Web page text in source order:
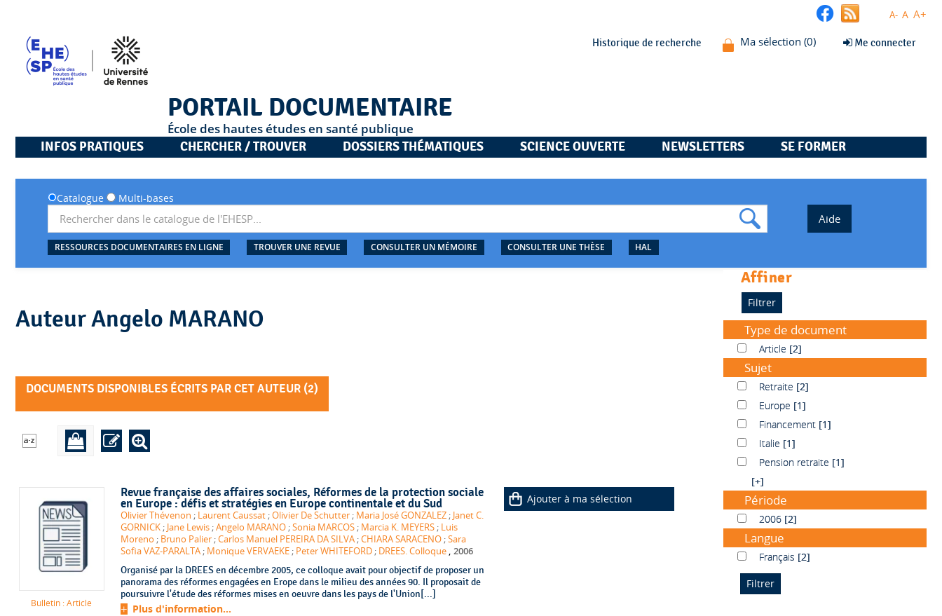
A- A A+
Historique de recherche Me connecter
PORTAIL DOCUMENTAIRE
École des hautes études en santé publique
INFOS PRATIQUES
CHERCHER / TROUVER DOSSIERS THÉMATIQUES SCIENCE OUVERTE NEWSLETTERS SE FORMER
Catalogue Multi-bases
RESSOURCES DOCUMENTAIRES EN LIGNE TROUVER UNE REVUE CONSULTER UN MÉMOIRE CONSULTER UNE THÈSE HAL
Auteur Angelo MARANO
DOCUMENTS DISPONIBLES ÉCRITS PAR CET AUTEUR (2)
Bulletin : Article
Revue française des affaires sociales, Réformes de la protection sociale
en Europe : défis et stratégies en Europe continentale et du Sud
Olivier Thévenon ; Laurent Caussat ;Olivier De Schutter ; Maria José GONZALEZ ; Janet C.
GORNICK ; Jane Lewis ;Angelo MARANO ;Sonia MARCOS ; Marcia K. MEYERS ; Luis
Moreno ; Bruno Palier ;Carlos Manuel PEREIRA DA SILVA ;CHIARA SARACENO ;Sara
Sofia VAZ-PARALTA ; Monique VERVAEKE ; Peter WHITEFORD ; DREES. Colloque 2006
Organisé par la DREES en décembre 2005, ce colloque avait pour objectif de proposer un
panorama des réformes engagées en Erope dans le milieu des années 90. Il proposait de
poursuivre l'étude des réformes mises en oeuvre dans les pays de l'Union[...]
Plus d'information...
Ajouter à ma sélection
affiner
Type de document
ArticleArticle [2]
Sujet
RetraiteRetraite [2]
EuropeEurope [1]
Financement
Financement [1]
Italie
Italie [1]
Pension retraite
Pension retraite [1]
[+]
Période
20062006 [2]
Langue
FrançaisFrançais [2]